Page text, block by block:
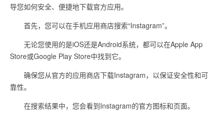
导您如何安全、便捷地下载官方应用。
首先，您可以在手机应用商店搜索“Instagram”。
无论您使用的是iOS还是Android系统，都可以在Apple App
Store或Google Play Store中找到它。
确保您从官方的应用商店下载Instagram，以保证安全性和可
靠性。
在搜索结果中，您会看到Instagram的官方图标和页面。